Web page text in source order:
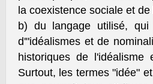
la coexistence sociale et
b) du langage utilisé,
d'"idéalismes et de
historiques de
Surtout, les termes "idée"